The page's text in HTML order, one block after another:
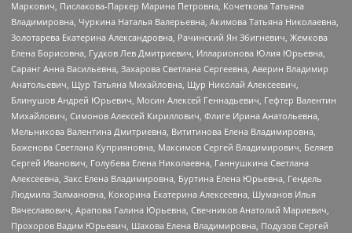
Маркович, Пислакова-Паркер Марина Петровна, Кочеткова Татьяна
Владимировна, Чуркина Наталья Валерьевна, Акимова Татьяна Николаевна,
Золотарева Екатерина Александровна, Рачинский Ян Збигневич, Жемкова
Елена Борисовна, Гудков Лев Дмитриевич, Илларионова Юлия Юрьевна,
Саранг Анна Васильевна, Захарова Светлана Сергеевна, Аверин Владимир
Анатольевич, Щур Татьяна Михайловна, Щур Николай Алексеевич,
Блинушов Андрей Юрьевич, Мосин Алексей Геннадьевич, Гефтер Валентин
Михайлович, Симонов Алексей Кириллович, Флиге Ирина Анатольевна,
Мельникова Валентина Дмитриевна, Вититинова Елена Владимировна,
Баженова Светлана Куприяновна, Максимов Сергей Владимирович, Беляев
Сергей Иванович, Голубева Елена Николаевна, Ганнушкина Светлана
Алексеевна, Закс Елена Владимировна, Буртина Елена Юрьевна, Гендель
Людмила Залмановна, Кокорина Екатерина Алексеевна, Шуманов Илья
Вячеславович, Арапова Галина Юрьевна, Свечников Анатолий Мариевич,
Прохоров Вадим Юрьевич, Шахова Елена Владимировна, Подузов Сергей